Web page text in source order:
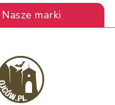
Nasze marki